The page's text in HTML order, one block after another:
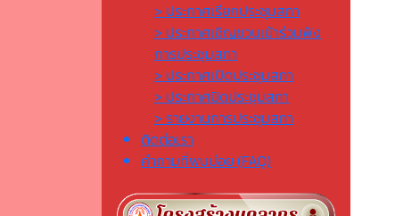
> ประกาศเรียกประชุมสภา
> ประกาศเชิญชวนเข้าร่วมฟัง
การประชุมสภา
> ประกาศเปิดประชุมสภา
> ประกาศปิดประชุมสภา
> รายงานการประชุมสภา
ติดต่อเรา
คำถามที่พบบ่อย (FAQ)